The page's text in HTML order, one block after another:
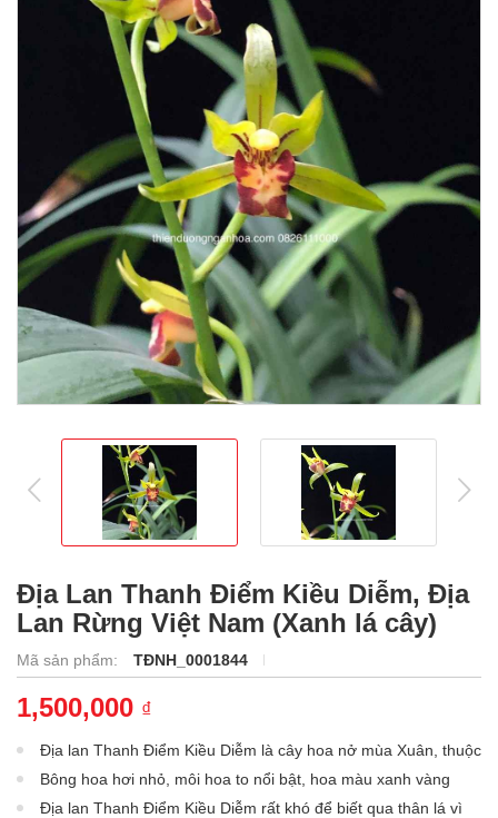
Địa Lan Thanh Điểm Kiều Diễm, Địa
Lan Rừng Việt Nam (Xanh lá cây)
Mã sản phẩm: TĐNH_0001844
1,500,000 ₫
Địa lan Thanh Điểm Kiều Diễm là cây hoa nở mùa Xuân, thuộc
Bông hoa hơi nhỏ, môi hoa to nổi bật, hoa màu xanh vàng
chấm tím, hương rất thơm …
Địa lan Thanh Điểm Kiều Diễm rất khó để biết qua thân lá vì